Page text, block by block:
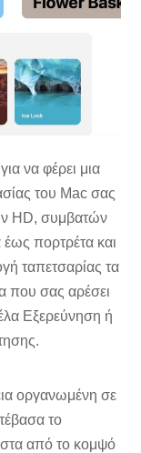
να φέρει μια
του Mac σας
HD, συμβατών
έως πορτρέτα και
ταπετσαρίας τα
που σας αρέσει
Εξερεύνηση ή
οργανωμένη σε
το
από το κομψό